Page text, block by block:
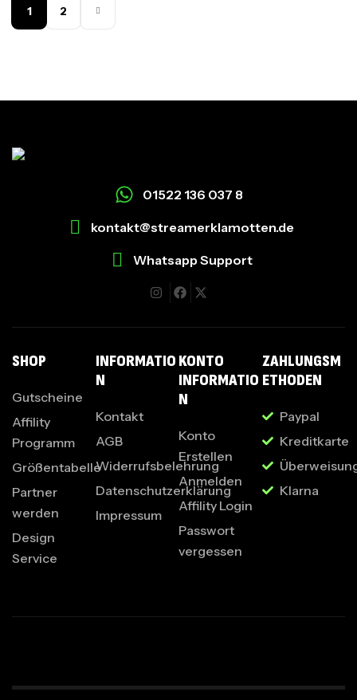
1 2
01522 136 037 8
kontakt@streamerklamotten.de
Whatsapp Support
SHOP
Gutscheine
Affility
Programm
Größentabelle
Partner
werden
Design
Service
INFORMATIO
N
Kontakt
AGB
Widerrufsbelehrung
Datenschutzerklärung
Impressum
KONTO
INFORMATIO
N
Konto
Erstellen
Anmelden
Affility Login
Passwort
vergessen
ZAHLUNGSM
ETHODEN
Paypal
Kreditkarte
Klarna